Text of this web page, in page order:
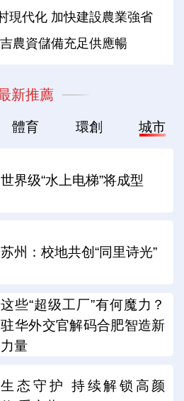
現代化 加快建設農業強省
農資儲備充足供應暢
新推薦
體育 環創 城市
世界级“水上电梯”将成型
苏州：校地共创“同里诗光”
这些“超级工厂”有何魔力？
驻华外交官解码合肥智造新
力量
生态守护 持续解锁高颜